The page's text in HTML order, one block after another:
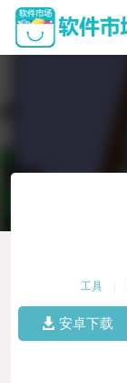
工具
安卓下载